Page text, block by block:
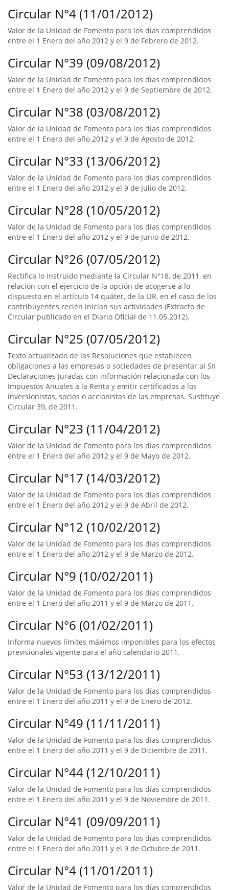
Circular N°4 (11/01/2012)
Valor de la Unidad de Fomento para los días comprendidos
entre el 1 Enero del año 2012 y el 9 de Febrero de 2012.
Circular N°39 (09/08/2012)
Valor de la Unidad de Fomento para los días comprendidos
entre el 1 Enero del año 2012 y el 9 de Septiembre de 2012.
Circular N°38 (03/08/2012)
Valor de la Unidad de Fomento para los días comprendidos
entre el 1 Enero del año 2012 y el 9 de Agosto de 2012.
Circular N°33 (13/06/2012)
Valor de la Unidad de Fomento para los días comprendidos
entre el 1 Enero del año 2012 y el 9 de Julio de 2012.
Circular N°28 (10/05/2012)
Valor de la Unidad de Fomento para los días comprendidos
entre el 1 Enero del año 2012 y el 9 de Junio de 2012.
Circular N°26 (07/05/2012)
Rectifica lo instruido mediante la Circular N°18, de 2011, en
relación con el ejercicio de la opción de acogerse a lo
dispuesto en el artículo 14 quáter, de la LIR, en el caso de los
contribuyentes recién inician sus actividades (Extracto de
Circular publicado en el Diario Oficial de 11.05.2012).
Circular N°25 (07/05/2012)
Texto actualizado de las Resoluciones que establecen
obligaciones a las empresas o sociedades de presentar al SII
Declaraciones Juradas con información relacionada con los
Impuestos Anuales a la Renta y emitir certificados a los
inversionistas, socios o accionistas de las empresas. Sustituye
Circular 39, de 2011.
Circular N°23 (11/04/2012)
Valor de la Unidad de Fomento para los días comprendidos
entre el 1 Enero del año 2012 y el 9 de Mayo de 2012.
Circular N°17 (14/03/2012)
Valor de la Unidad de Fomento para los días comprendidos
entre el 1 Enero del año 2012 y el 9 de Abril de 2012.
Circular N°12 (10/02/2012)
Valor de la Unidad de Fomento para los días comprendidos
entre el 1 Enero del año 2012 y el 9 de Marzo de 2012.
Circular N°9 (10/02/2011)
Valor de la Unidad de Fomento para los días comprendidos
entre el 1 Enero del año 2011 y el 9 de Marzo de 2011.
Circular N°6 (01/02/2011)
Informa nuevos límites máximos imponibles para los efectos
previsionales vigente para el año calendario 2011.
Circular N°53 (13/12/2011)
Valor de la Unidad de Fomento para los días comprendidos
entre el 1 Enero del año 2011 y el 9 de Enero de 2012.
Circular N°49 (11/11/2011)
Valor de la Unidad de Fomento para los días comprendidos
entre el 1 Enero del año 2011 y el 9 de Diciembre de 2011.
Circular N°44 (12/10/2011)
Valor de la Unidad de Fomento para los días comprendidos
entre el 1 Enero del año 2011 y el 9 de Noviembre de 2011.
Circular N°41 (09/09/2011)
Valor de la Unidad de Fomento para los días comprendidos
entre el 1 Enero del año 2011 y el 9 de Octubre de 2011.
Circular N°4 (11/01/2011)
Valor de la Unidad de Fomento para los días comprendidos